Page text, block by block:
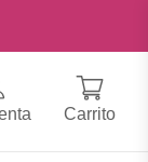
Carrito